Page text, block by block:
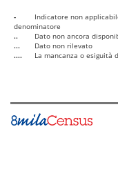
-
Indicatore non
denominatore
..
Dato non ancora
...
Dato non rilevato
....
La mancanza o esiguità